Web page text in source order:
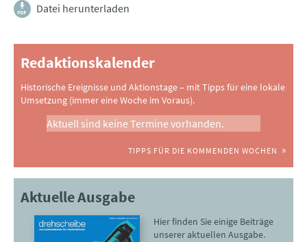
Datei herunterladen
Redaktionskalender
Historische Ereignisse und Aktionstage – mit Tipps für eine lokale
Umsetzung (immer eine Woche im Voraus).
Aktuell sind keine Termine vorhanden.
TIPPS FÜR DIE KOMMENDEN WOCHEN
Aktuelle Ausgabe
Hier finden Sie einige Beiträge
unserer aktuellen Ausgabe.